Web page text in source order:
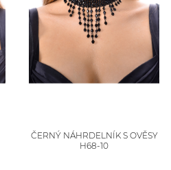
ČERNÝ NÁHRDELNÍK S OVĚSY
H68-10